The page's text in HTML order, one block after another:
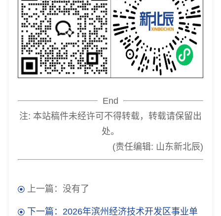
End
注: 本站稿件未经许可不得转载，转载请保留出
处。
(责任编辑: 山东新北辰)
上一篇：没有了
下一篇：2026年滨州经济技术开发区事业单